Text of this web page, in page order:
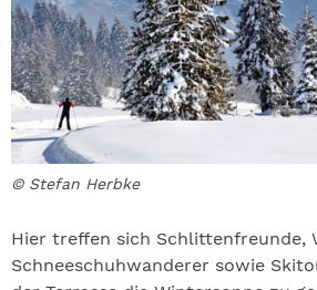
© Stefan Herbke
Hier treffen sich Schlittenfreunde,
Schneeschuhwanderer sowie